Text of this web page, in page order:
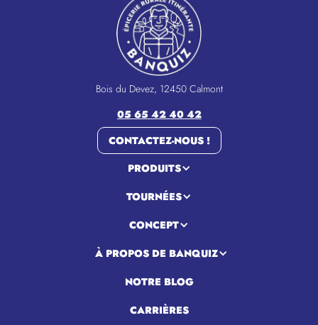
Bois du Devez, 12450 Calmont
05 65 42 40 42
CONTACTEZ-NOUS !
PRODUITS
TOURNÉES
CONCEPT
À PROPOS DE BANQUIZ
NOTRE BLOG
CARRIÈRES